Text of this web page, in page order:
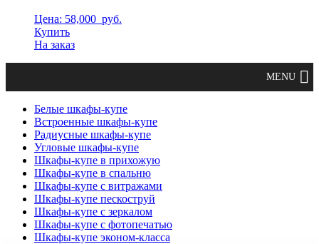
Цена: 58,000 руб.
Купить
На заказ
Белые шкафы-купе
Встроенные шкафы-купе
Радиусные шкафы-купе
Угловые шкафы-купе
Шкафы-купе в прихожую
Шкафы-купе в спальню
Шкафы-купе с витражами
Шкафы-купе пескоструй
Шкафы-купе с зеркалом
Шкафы-купе с фотопечатью
Шкафы-купе эконом-класса